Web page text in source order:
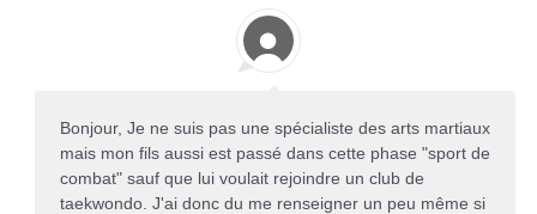
Bonjour, Je ne suis pas une spécialiste des arts martiaux
mais mon fils aussi est passé dans cette phase "sport de
combat" sauf que lui voulait rejoindre un club de
taekwondo. J'ai donc du me renseigner un peu même si